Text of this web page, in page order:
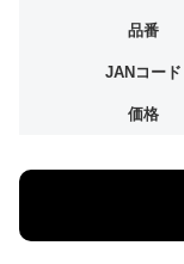
品番
JANコード
価格